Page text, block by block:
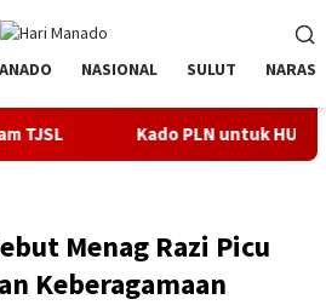
NASIONAL SULUT NARASI
Kado PLN untuk HUT ke- 81 RI, 100
Menag Razi Picu
Keberagamaan